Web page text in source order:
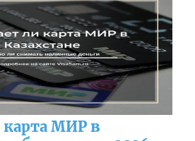
карта МИР в